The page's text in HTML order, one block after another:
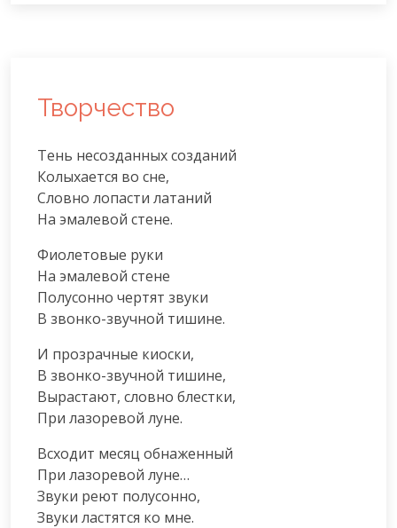
Творчество
Тень несозданных созданий
Колыхается во сне,
Словно лопасти латаний
На эмалевой стене.
Фиолетовые руки
На эмалевой стене
Полусонно чертят звуки
В звонко-звучной тишине.
И прозрачные киоски,
В звонко-звучной тишине,
Вырастают, словно блестки,
При лазоревой луне.
Всходит месяц обнаженный
При лазоревой луне…
Звуки реют полусонно,
Звуки ластятся ко мне.